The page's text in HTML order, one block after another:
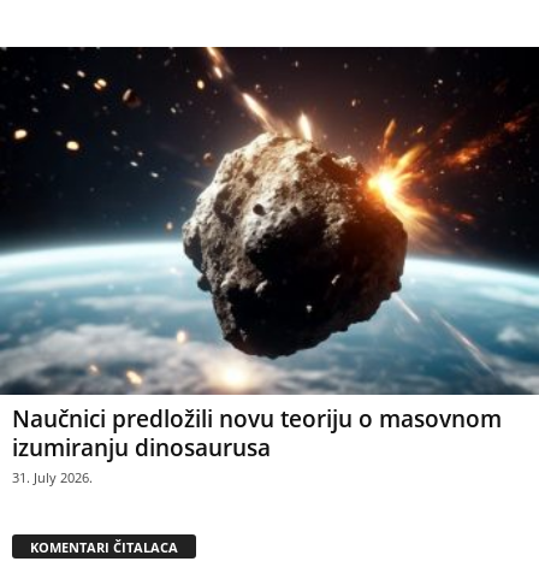
Naučnici predložili novu teoriju o masovnom
izumiranju dinosaurusa
31. July 2026.
KOMENTARI ČITALACA